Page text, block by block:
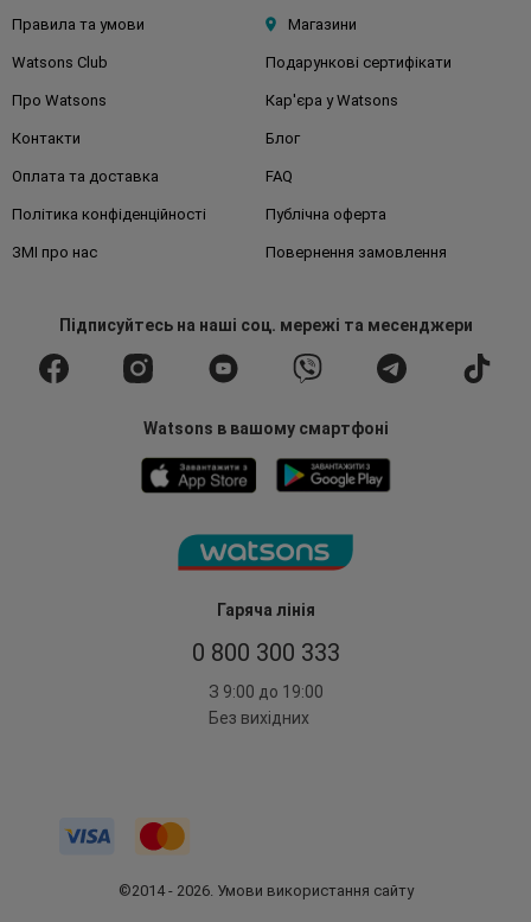
Гаряча лінія
0 800 300 333
З 9:00 до 19:00
Без вихідних
Правила та умови Магазини
Watsons Club Подарункові сертифікати
Про Watsons Кар'єра у Watsons
Контакти Блог
Оплата та доставка FAQ
Політика конфіденційності Публічна оферта
ЗМІ про нас Повернення замовлення
Підписуйтесьна наші соц. мережі та месенджери
Watsons в вашому смартфоні
©2014 - 2026. Умови використання сайту